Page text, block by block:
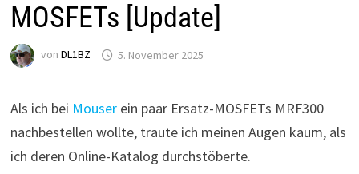
MOSFETs [Update]
von DL1BZ 5. November 2025
Als ich bei Mouser ein paar Ersatz-MOSFETs MRF300
nachbestellen wollte, traute ich meinen Augen kaum, als
ich deren Online-Katalog durchstöberte.